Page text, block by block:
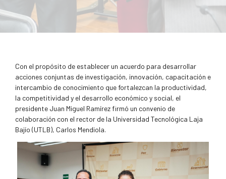
Con el propósito de establecer un acuerdo para desarrollar
acciones conjuntas de investigación, innovación, capacitación e
intercambio de conocimiento que fortalezcan la productividad,
la competitividad y el desarrollo económico y social, el
presidente Juan Miguel Ramírez firmó un convenio de
colaboración con el rector de la Universidad Tecnológica Laja
Bajío (UTLB), Carlos Mendiola.